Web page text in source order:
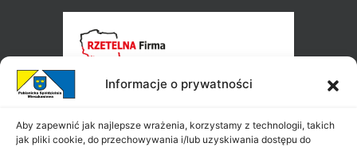
Informacje o prywatności
Aby zapewnić jak najlepsze wrażenia, korzystamy z technologii, takich
jak pliki cookie, do przechowywania i/lub uzyskiwania dostępu do